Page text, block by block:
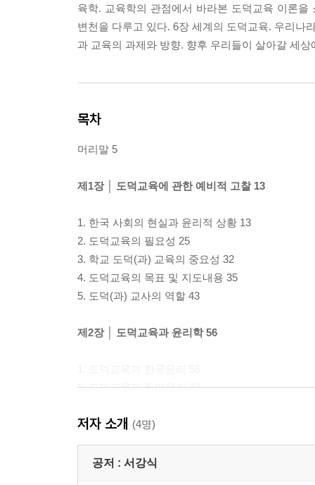
육학. 교육학의 관점에서 바라본 도덕교육 이론
변천을 다루고 있다. 6장 세계의 도덕교육. 우리나
과 교육의 과제와 방향. 향후 우리들이 살아갈 세
목차
머리말 5
제1장 │ 도덕교육에 관한 예비적 고찰 13
1. 한국 사회의 현실과 윤리적 상황 13
2. 도덕교육의 필요성 25
3. 학교 도덕(과) 교육의 중요성 32
4. 도덕교육의 목표 및 지도내용 35
5. 도덕(과) 교사의 역할 43
제2장 │ 도덕교육과 윤리학 56
2. 도덕교육과 동양윤리 74
제3장 │ 도덕교육과 심리학 166
저자 소개 (4명)
공저 : 서강식